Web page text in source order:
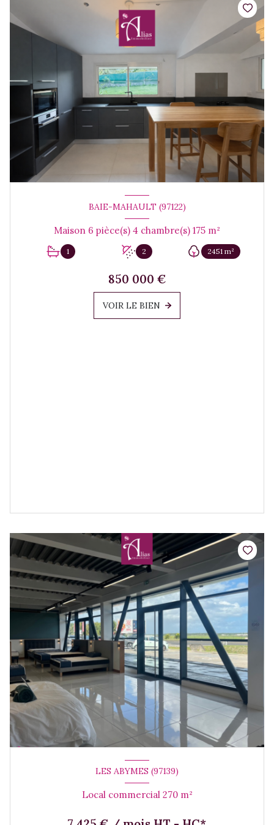
BAIE-MAHAULT (97122)
Maison 6 pièce(s) 4 chambre(s) 175 m²
1 2 2451 m²
850 000 €
VOIR LE BIEN
LES ABYMES (97139)
Local commercial 270 m²